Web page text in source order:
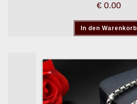
€ 0.00
In den Warenkorb